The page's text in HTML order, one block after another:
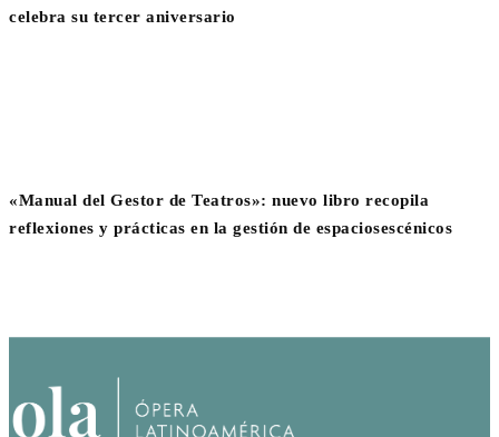
celebra su tercer aniversario
«Manual del Gestor de Teatros»: nuevo libro recopila
reflexiones y prácticas en la gestión de espaciosescénicos